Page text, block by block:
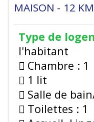
MAISON 12
Type de
l'habitant
Chambre : 1
1 lit
Salle de
Toilettes : 1